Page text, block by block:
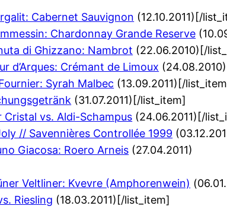
Cabernet Sauvignon (12.10.2011)[/
Chardonnay Grande Reserve
di Ghizzano: Nambrot (22.06.2010)[/
d’Arques: Crémant de Limoux
Syrah Malbec (13.09.2011)[/
(31.07.2011)[/list_item]
Cristal vs. Aldi-Schampus (24.06.2011)[/
// Savennières Controllée 1999
Giacosa: Roero Arneis (27.04.2011)
Veltliner: Kvevre (Amphorenwein)
Riesling (18.03.2011)[/list_item]